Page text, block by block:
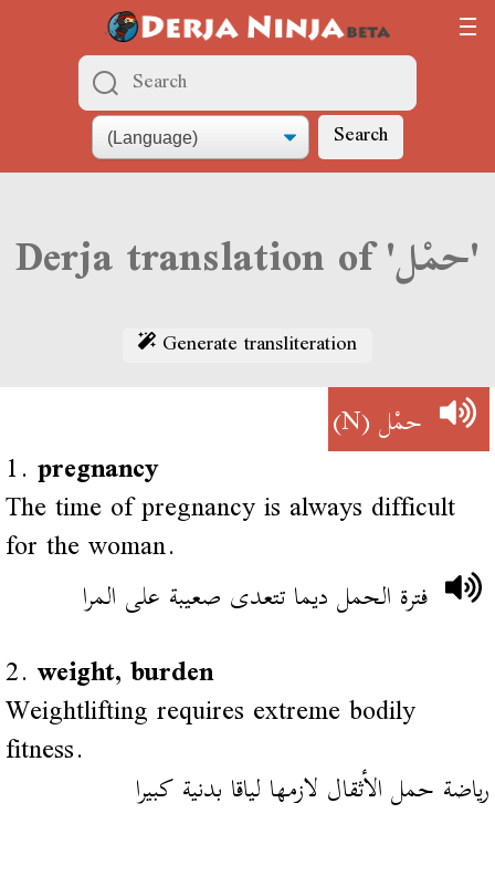
Search
Derja translation of 'حمْل'
Generate transliteration
حمْل(N)
1.pregnancy
The time of pregnancy is always difficult
for the woman.
فترة الحمل ديما تتعدى صعيبة على المرا
2.weight, burden
Weightlifting requires extreme bodily
fitness.
رياضة حمل الأثقال لازمها لياقا بدنية كبيرا